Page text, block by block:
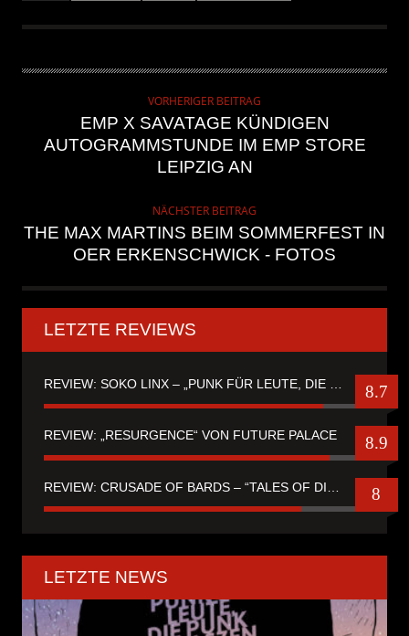
VORHERIGER BEITRAG
EMP X SAVATAGE KÜNDIGEN
AUTOGRAMMSTUNDE IM EMP STORE
LEIPZIG AN
NÄCHSTER BEITRAG
THE MAX MARTINS BEIM SOMMERFEST IN
OER ERKENSCHWICK - FOTOS
LETZTE REVIEWS
REVIEW: SOKO LINX – „PUNK FÜR LEUTE, DIE PUNK HASZEN“ 8.7
REVIEW: „RESURGENCE“ VON FUTURE PALACE 8.9
8
LETZTE NEWS